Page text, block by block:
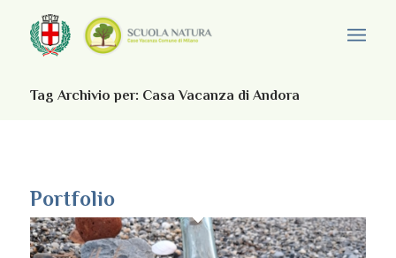
Tag Archivio per: Casa Vacanza di Andora
Portfolio